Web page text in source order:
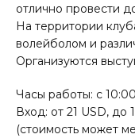
отлично провести
На территории
волейболом и
Организуются
Часы работы: с
Вход: от 21 USD, до
(стоимость может